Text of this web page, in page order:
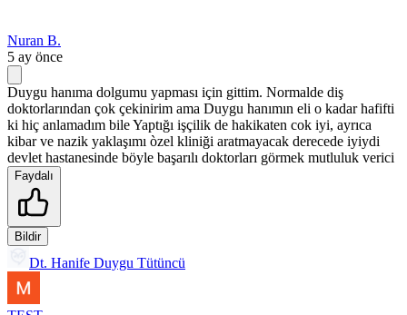
Nuran B.
5 ay önce
Duygu hanıma dolgumu yapması için gittim. Normalde diş
doktorlarından çok çekinirim ama Duygu hanımın eli o kadar hafifti
ki hiç anlamadım bile Yaptığı işçilik de hakikaten cok iyi, ayrıca
kibar ve nazik yaklaşımı òzel kliniği aratmayacak derecede iyiydi
devlet hastanesinde böyle başarılı doktorları görmek mutluluk verici
Faydalı
Bildir
Dt. Hanife Duygu Tütüncü